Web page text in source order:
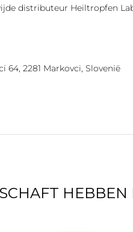
distributeur Heiltropfen
2281 Markovci, Slovenië
HEBBEN